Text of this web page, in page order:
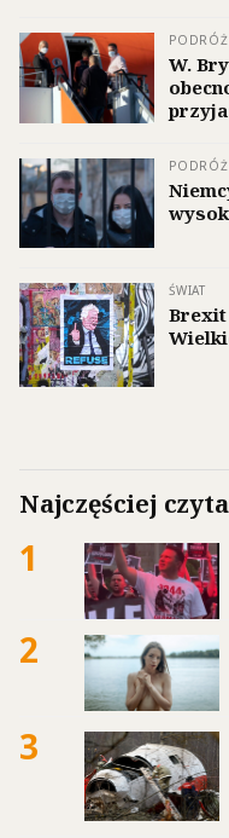
W.
ŚWIAT
Najczęściej
1
2
3